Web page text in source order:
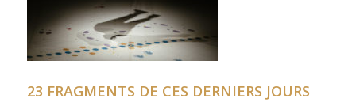
23 FRAGMENTS DE CES DERNIERS JOURS